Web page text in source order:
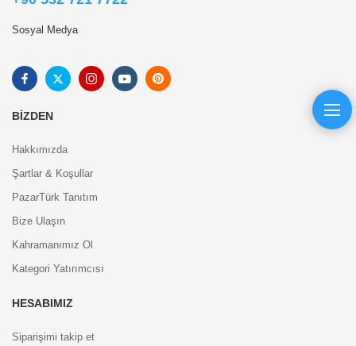
Sosyal Medya
BIZDEN
Hakkımızda
Şartlar & Koşullar
PazarTürk Tanıtım
Bize Ulaşın
Kahramanımız Ol
Kategori Yatırımcısı
HESABIMIZ
Siparişimi takip et